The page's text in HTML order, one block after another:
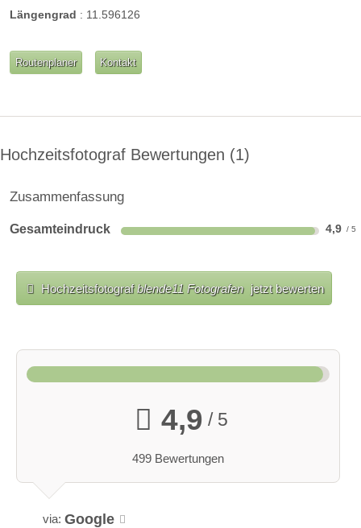
Längengrad : 11.596126
Routenplaner Kontakt
Hochzeitsfotograf Bewertungen 1
Zusammenfassung
Gesamteindruck 4,9
Hochzeitsfotografblende11 Fotografen jetzt bewerten
4,9 / 5
499 Bewertungen
via: Google